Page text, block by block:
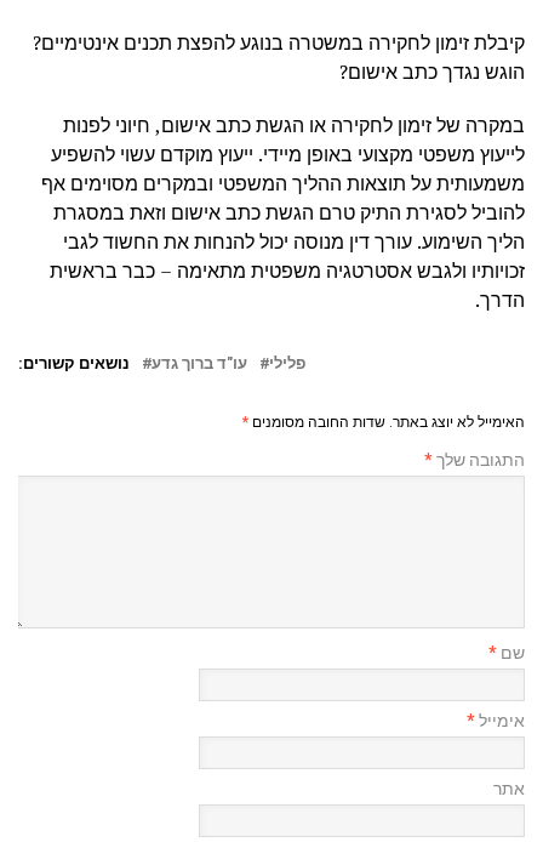
קיבלת זימון לחקירה במשטרה בנוגע להפצת תכנים אינטימיים?
הוגש נגדך כתב אישום?
במקרה של זימון לחקירה או הגשת כתב אישום, חיוני לפנות
לייעוץ משפטי מקצועי באופן מיידי. ייעוץ מוקדם עשוי להשפיע
משמעותית על תוצאות ההליך המשפטי ובמקרים מסוימים אף
להוביל לסגירת התיק טרם הגשת כתב אישום וזאת במסגרת
הליך השימוע. עורך דין מנוסה יכול להנחות את החשוד לגבי
זכויותיו ולגבש אסטרטגיה משפטית מתאימה – כבר בראשית
הדרך.
נושאים קשורים: עו"ד ברוך גדע פלילי
האימייל לא יוצג באתר. שדות החובה מסומנים *
התגובה שלך*
שם *
אימייל*
אתר